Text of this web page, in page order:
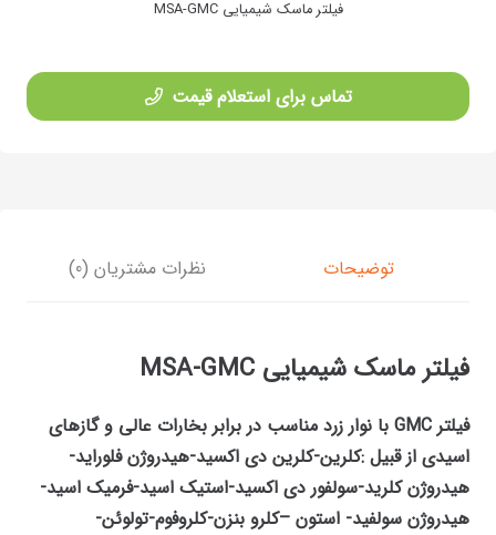
فیلتر ماسک شیمیایی MSA-GMC
تماس برای استعلام قیمت
توضیحات نظرات مشتریان (0)
فیلتر ماسک شیمیایی MSA-GMC
فیلتر GMC با نوار زرد مناسب در برابر بخارات عالی و گازهای
اسیدی از قبیل :کلرین-کلرین دی اکسید-هیدروژن فلوراید-
هیدروژن کلرید-سولفور دی اکسید-استیک اسید-فرمیک اسید-
هیدروژن سولفید- استون –کلرو بنزن-کلروفوم-تولوئن-